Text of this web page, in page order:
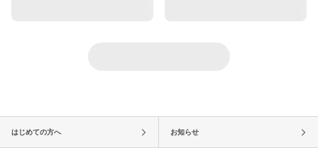
はじめての方へ お知らせ